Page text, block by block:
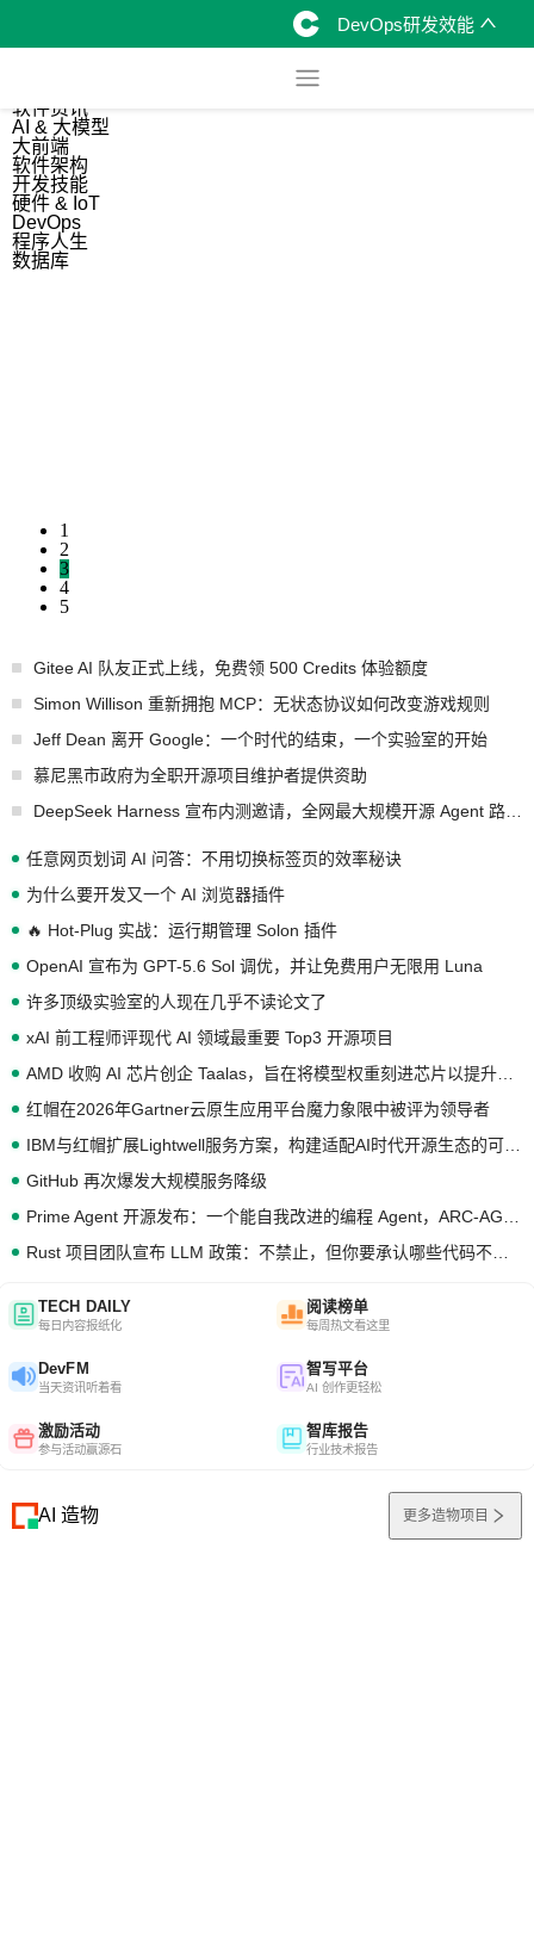
DevOps研发效能
软件资讯
AI & 大模型
大前端
软件架构
开发技能
硬件 & IoT
DevOps
程序人生
数据库
1
2
3
4
5
Gitee AI 队友正式上线，免费领 500 Credits 体验额度
Simon Willison 重新拥抱 MCP：无状态协议如何改变游戏规则
Jeff Dean 离开 Google：一个时代的结束，一个实验室的开始
慕尼黑市政府为全职开源项目维护者提供资助
任意网页划词 AI 问答：不用切换标签页的效率秘诀
为什么要开发又一个 AI 浏览器插件
🔥 Hot-Plug 实战：运行期管理 Solon 插件
OpenAI 宣布为 GPT-5.6 Sol 调优，并让免费用户无限用 Luna
许多顶级实验室的人现在几乎不读论文了
xAI 前工程师评现代 AI 领域最重要 Top3 开源项目
红帽在2026年Gartner云原生应用平台魔力象限中被评为领导者
GitHub 再次爆发大规模服务降级
TECH DAILY
每日内容报纸化
阅读榜单
每周热文看这里
DevFM
当天资讯听着看
智写平台
AI 创作更轻松
激励活动
参与活动赢源石
智库报告
行业技术报告
AI 造物 更多造物项目